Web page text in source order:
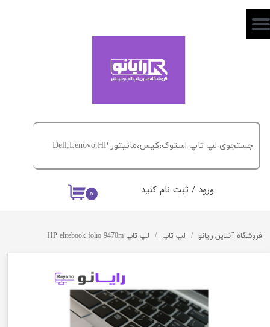
۰ ورود / ثبت نام کنید
حساب کاربری من
خروج از حساب کاربری
فروشگاه آنلاین رایانو لپ تاپ لپ تاپ HP elitebook folio 9470m